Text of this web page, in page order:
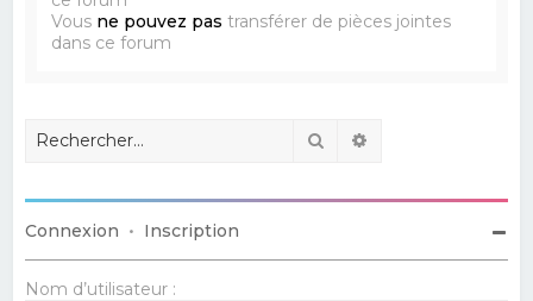
Vous ne pouvez pas transférer de pièces jointes
dans ce forum
Rechercher
Connexion • Inscription
Nom d’utilisateur :